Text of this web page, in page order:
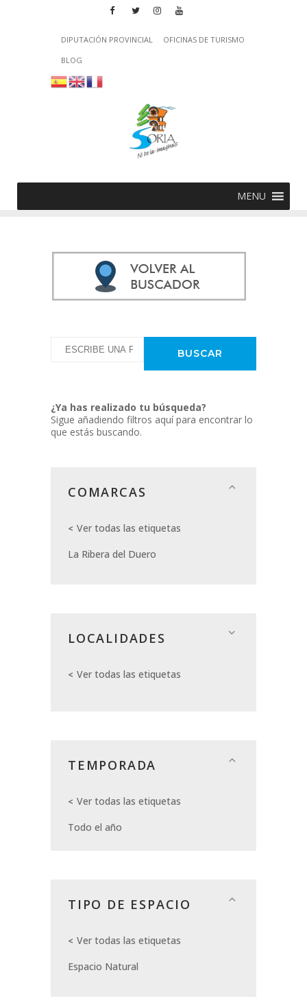
DIPUTACIÓN PROVINCIAL
OFICINAS DE TURISMO
BLOG
MENU
¿Ya has realizado tu búsqueda?
Sigue añadiendo filtros aquí para encontrar lo
que estás buscando.
COMARCAS
Ver todas las etiquetas
La Ribera del Duero
LOCALIDADES
Ver todas las etiquetas
TEMPORADA
Ver todas las etiquetas
Todo el año
TIPO DE ESPACIO
Ver todas las etiquetas
Espacio Natural